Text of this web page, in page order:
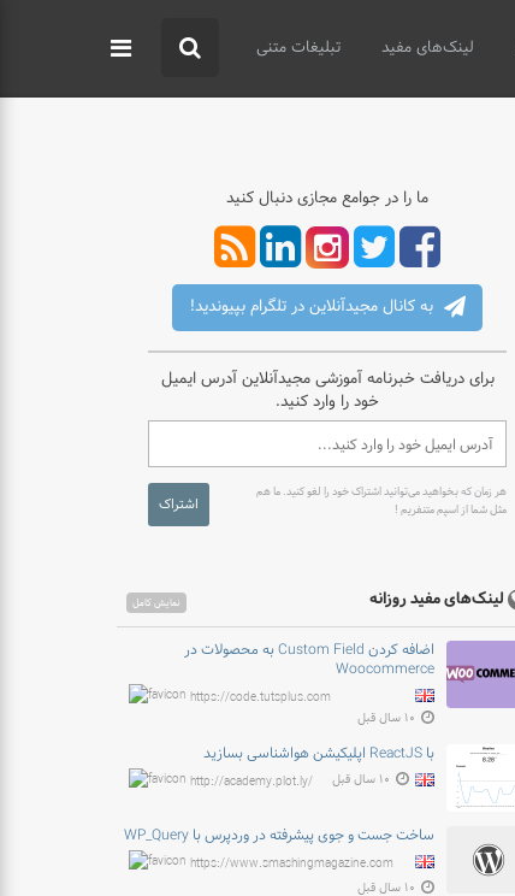
لینک‌های مفید تبلیغات متنی
ما را در جوامع مجازی دنبال کنید
به کانال مجیدآنلاین در تلگرام بپیوندید!
برای دریافت خبرنامه آموزشی مجیدآنلاین آدرس ایمیل
خود را وارد کنید.
هر زمان که بخواهید می‌توانید اشتراک خود را لغو کنید. ما هم
مثل شما از اسپم متنفریم !
اشتراک
لینک‌های مفید روزانه نمایش کامل
اضافه کردن Custom Field به محصولات در
Woocommerce
https://code.tutsplus.com
۱۰ سال قبل
با ReactJS اپلیکیشن هواشناسی بسازید
http://academy.plot.ly/ ۱۰ سال قبل
ساخت جست و جوی پیشرفته در وردپرس با WP_Query
https://www.smashingmagazine.com
۱۰ سال قبل